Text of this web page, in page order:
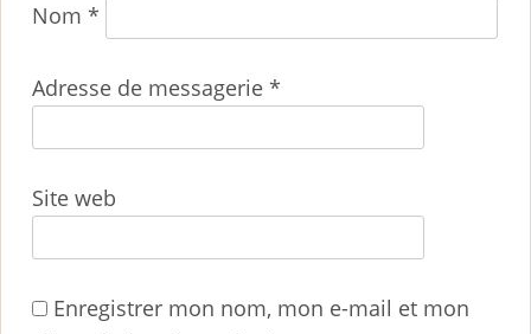
Nom*
Adresse de messagerie*
Site web
Enregistrer mon nom, mon e-mail et mon